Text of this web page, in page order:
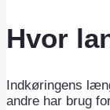
Hvor
Indkøringens
andre har brug